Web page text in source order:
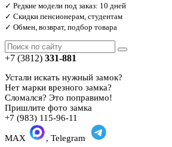
✓ Редкие модели под заказ: 10 дней
✓ Скидки пенсионерам, студентам
✓ Обмен, возврат, подбор товара
+7 (3812) 331-881
Устали искать нужный замок?
Нет марки врезного замка?
Сломался? Это поправимо!
Пришлите фото замка
+7 (983) 115-96-11
MAX
, Telegram